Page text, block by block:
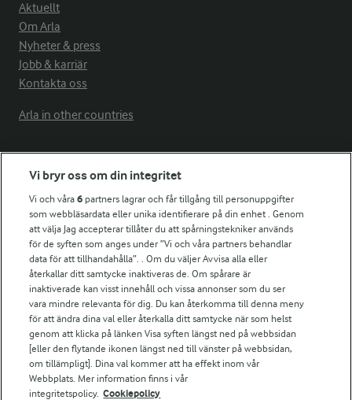
Aktuellt
Om Arla
Nyheter & press
Jobb & karriär
Kontakta oss
Arla in other countries
Fler Arlasajter
För ägare
Arlas kundportal
Arla.com
Falbygdens Ost
Arla webbshop
Bildbank
Följ oss
Vi bryr oss om din integritet
Vi och våra6 partners lagrar och får tillgång till personuppgifter
som webbläsardata eller unika identifierare på din enhet . Genom
att välja Jag accepterar tillåter du att spårningstekniker används
för de syften som anges under ”Vi och våra partners behandlar
data för att tillhandahålla”. . Om du väljer Avvisa alla eller
återkallar ditt samtycke inaktiveras de. Om spårare är
inaktiverade kan visst innehåll och vissa annonser som du ser
vara mindre relevanta för dig. Du kan återkomma till denna meny
för att ändra dina val eller återkalla ditt samtycke när som helst
genom att klicka på länken Visa syften längst ned på webbsidan
[eller den flytande ikonen längst ned till vänster på webbsidan,
om tillämpligt]. Dina val kommer att ha effekt inom vår
Webbplats. Mer information finns i vår
integritetspolicy. Cookiepolicy